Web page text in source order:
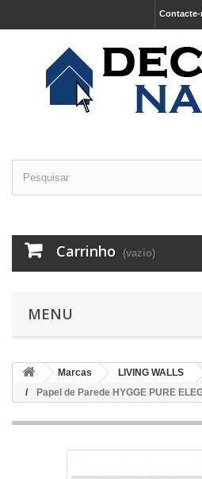
Carrinho (vazio)
MENU
Marcas
LIVING WALLS
Papel de Parede HYGGE PURE